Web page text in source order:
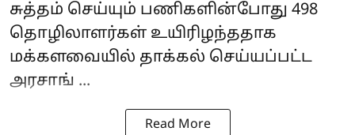
சுத்தம் செய்யும் பணிகளின்போது 498
தொழிலாளர்கள் உயிரிழந்ததாக
மக்களவையில் தாக்கல் செய்யப்பட்ட
அரசாங் ...
Read More